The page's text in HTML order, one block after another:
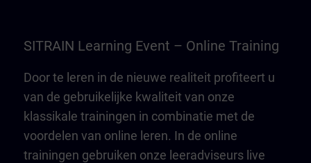
SITRAIN Learning Event – Online Training
Door te leren in de nieuwe realiteit profiteert u
van de gebruikelijke kwaliteit van onze
klassikale trainingen in combinatie met de
voordelen van online leren. In de online
trainingen gebruiken onze leeradviseurs live